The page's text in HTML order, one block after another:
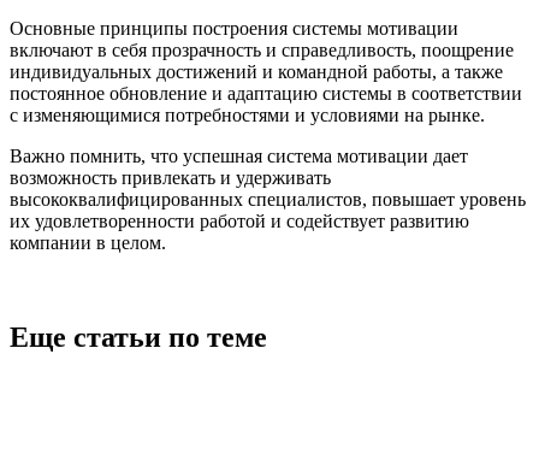
Основные принципы построения системы мотивации
включают в себя прозрачность и справедливость, поощрение
индивидуальных достижений и командной работы, а также
постоянное обновление и адаптацию системы в соответствии
с изменяющимися потребностями и условиями на рынке.
Важно помнить, что успешная система мотивации дает
возможность привлекать и удерживать
высококвалифицированных специалистов, повышает уровень
их удовлетворенности работой и содействует развитию
компании в целом.
Еще статьи по теме